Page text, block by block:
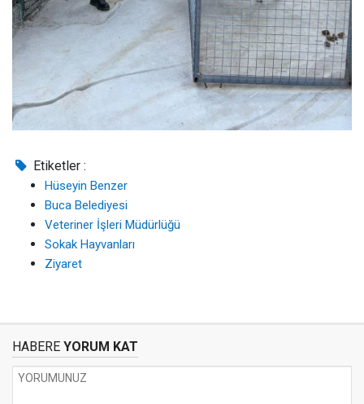
Etiketler :
Hüseyin Benzer
Buca Belediyesi
Veteriner İşleri Müdürlüğü
Sokak Hayvanları
Ziyaret
HABERE YORUM KAT